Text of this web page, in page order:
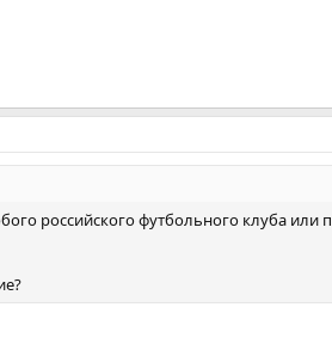
российского футбольного клуба или